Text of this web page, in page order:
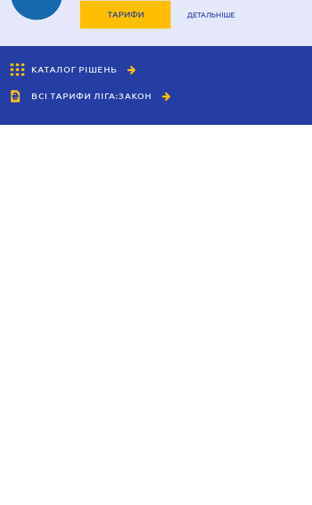
ТАРИФИ ДЕТАЛЬНІШЕ
КАТАЛОГ РІШЕНЬ
ВСІ ТАРИФИ ЛІГА:ЗАКОН